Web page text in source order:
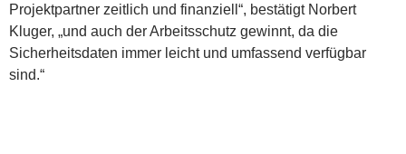
Projektpartner zeitlich und finanziell“, bestätigt Norbert
Kluger, „und auch der Arbeitsschutz gewinnt, da die
Sicherheitsdaten immer leicht und umfassend verfügbar
sind.“